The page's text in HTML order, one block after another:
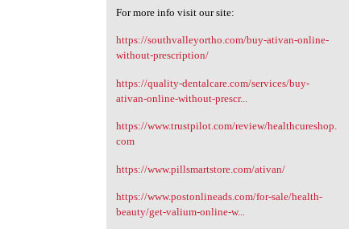
For more info visit our site:
https://southvalleyortho.com/buy-ativan-online-
without-prescription/
https://quality-dentalcare.com/services/buy-
ativan-online-without-prescr...
https://www.trustpilot.com/review/healthcureshop.
com
https://www.pillsmartstore.com/ativan/
https://www.postonlineads.com/for-sale/health-
beauty/get-valium-online-w...